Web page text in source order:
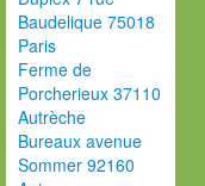
Baudelique 75018
Paris
Ferme de
Porcherieux 37110
Autrèche
Bureaux avenue
Sommer 92160